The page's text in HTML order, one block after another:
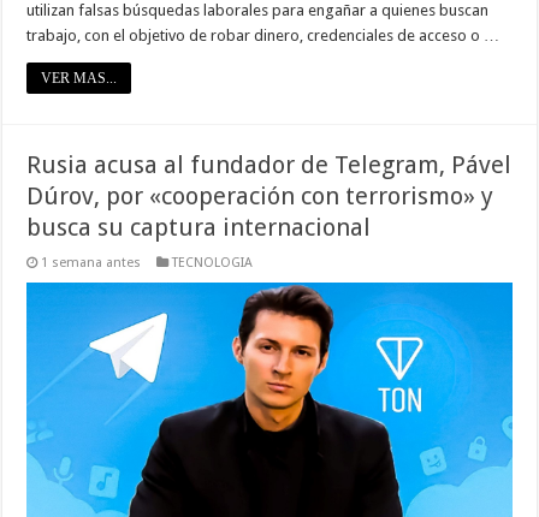
utilizan falsas búsquedas laborales para engañar a quienes buscan
trabajo, con el objetivo de robar dinero, credenciales de acceso o …
VER MAS...
Rusia acusa al fundador de Telegram, Pável
Dúrov, por «cooperación con terrorismo» y
busca su captura internacional
1 semana antes TECNOLOGIA